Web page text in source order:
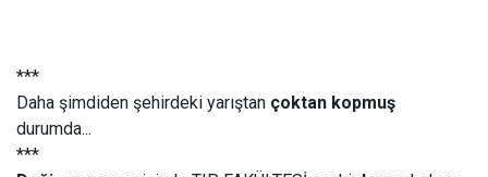
***
Daha şimdiden şehirdeki yarıştan çoktan kopmuş
durumda...
***